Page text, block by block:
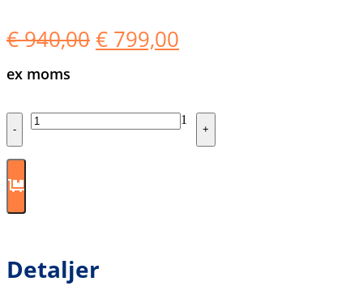
€940,00Det
var:
€ 799,00
är:
€ 799,00.
ex moms
Quantity
-
1
+
Detaljer